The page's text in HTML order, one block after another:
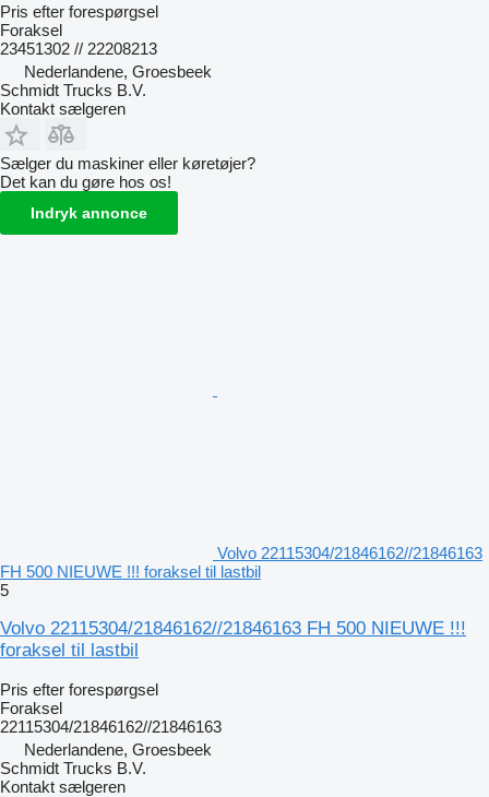
Pris efter forespørgsel
Foraksel
23451302 // 22208213
Nederlandene, Groesbeek
Schmidt Trucks B.V.
Kontakt sælgeren
Sælger du maskiner eller køretøjer?
Det kan du gøre hos os!
Indryk annonce
Volvo 22115304/21846162//21846163
FH 500 NIEUWE !!! foraksel til lastbil
5
Volvo 22115304/21846162//21846163 FH 500 NIEUWE !!!
foraksel til lastbil
Pris efter forespørgsel
Foraksel
22115304/21846162//21846163
Nederlandene, Groesbeek
Schmidt Trucks B.V.
Kontakt sælgeren